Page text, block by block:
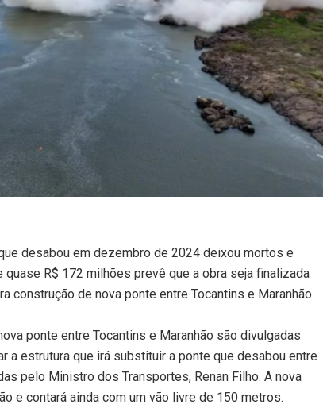
desabou em dezembro de 2024 deixou mortos e
R$ 172 milhões prevê que a obra seja finalizada
construção de nova ponte entre Tocantins e Maranhão
ponte entre Tocantins e Maranhão são divulgadas
a estrutura que irá substituir a ponte que desabou entre
pelo Ministro dos Transportes, Renan Filho. A nova
e contará ainda com um vão livre de 150 metros.